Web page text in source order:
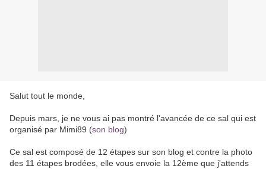
Salut tout le monde,
Depuis mars, je ne vous ai pas montré l'avancée de ce sal qui est
organisé par Mimi89 (son blog)
Ce sal est composé de 12 étapes sur son blog et contre la photo
des 11 étapes brodées, elle vous envoie la 12ème que j'attends